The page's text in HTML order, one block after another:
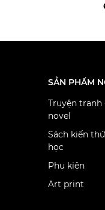
SẢN PHẨM
Truyện tranh
novel
Sách kiến
học
Phụ kiện
Art print